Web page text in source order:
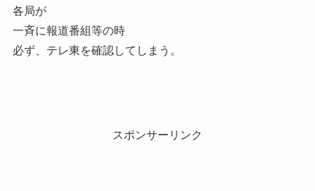
各局が
一斉に報道番組等の時
必ず、テレ東を確認してしまう。
スポンサーリンク